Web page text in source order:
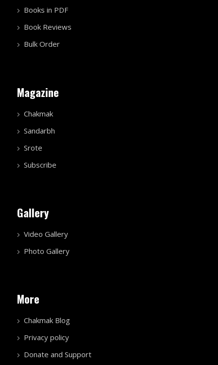
Books in PDF
Book Reviews
Bulk Order
Magazine
Chakmak
Sandarbh
Srote
Subscribe
Gallery
Video Gallery
Photo Gallery
More
Chakmak Blog
Privacy policy
Donate and Support